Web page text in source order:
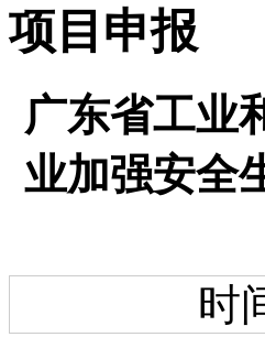
项目申报
广东省工业
业加强安全
时